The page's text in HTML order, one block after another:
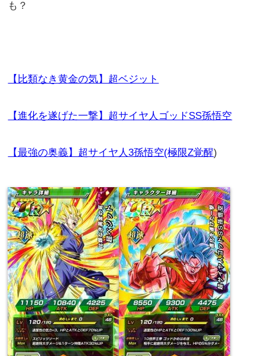
も？
【比類なき黄金の気】超ベジット
【進化を遂げた一撃】超サイヤ人ゴッドSS孫悟空
【最強の奥義】超サイヤ人3孫悟空(極限Z覚醒)